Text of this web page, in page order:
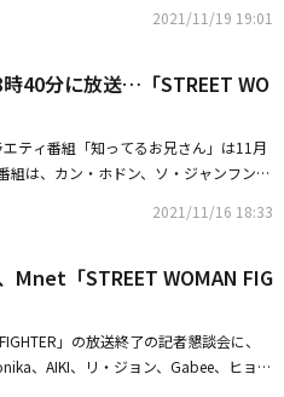
』の参加者たちは、アイドルが番組で披
トレンドを垣間見ることができると思
ちは、審査委員とメンター（良き指導
WOMAN FIGHTER』に続いて『S
光だ」と答えた。また、「『STREET
実力もすごかった」と伝えて、好奇心を
ている。素晴らしい参加者がたくさん居
「STREET WOMAN FIGHTER」と「ST
エネルギーを感じることができると思
としてもう一段階成長することができ
て、そして先生として、成長できるき
ンの8人が転校生として登場する。ブ
のダンスキングであるBUZZのミン・ギ
また、イ・スグンも「Hey Mama」バ
ダンス）を披露し、雰囲気をより一層
は、ダンスに負けないほどの話術を披露
子のリ・ジョンウンは「ホドンさんは
わゆる国民のお母さんらしい豊かなリ
ある姿を見せ、笑いを誘った。この日
るで生放送で行われる授賞式のような
ライズ登場し、感動と驚きで現場が騒
送で公開される。
2021/11/19 19:01
40分に放送…「STREET WO
ティ番組「知ってるお兄さん」は11月
は、カン・ホドン、ソ・ジャンフン、
ギュラー陣と様々な分野からお兄さん学
ど、より豊かな見どころと笑いで視聴者
「STREET WOMAN FIGHTER」に出
ョイ、Gabee、AIKI、リヘイ、Honey
スとトークの腕前を披露する彼女た
スバトルを繰り広げる予定だ。
2021/11/16 18:33
Mnet「STREET WOMAN FIG
」の放送終了の記者懇談会に、
、AIKI、リ・ジョン、Gabee、ヒョジ